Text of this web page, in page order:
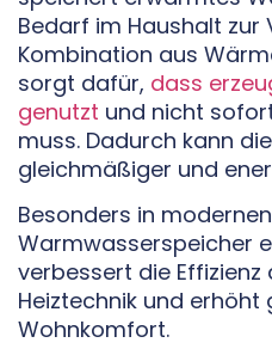
Bedarf im Haushalt zur
Kombination aus
sorgt dafür, dass
genutzt und nicht
muss. Dadurch kann
gleichmäßiger und
Besonders in
Warmwasserspeicher
verbessert die
Heiztechnik und erhöht
Wohnkomfort.